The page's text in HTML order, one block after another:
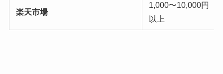
楽天市場
1,000〜10,000円
以上